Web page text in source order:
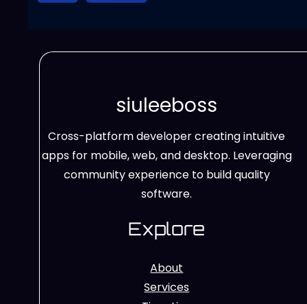
siuleeboss
Cross-platform developer creating intuitive
apps for mobile, web, and desktop. Leveraging
community experience to build quality
software.
Explore
About
Services